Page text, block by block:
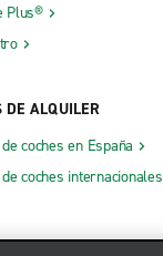
Plus®
DE ALQUILER
coches en España
coches internacionales